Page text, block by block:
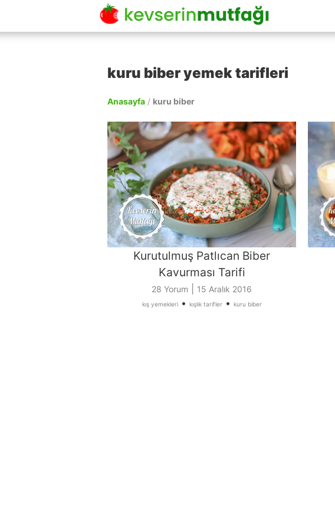
kuru biber yemek tarifleri
Anasayfa / kuru biber
Kurutulmuş Patlıcan Biber
Kavurması Tarifi
28 Yorum 15 Aralık 2016
kış yemekleri• kışlık tarifler• kuru biber